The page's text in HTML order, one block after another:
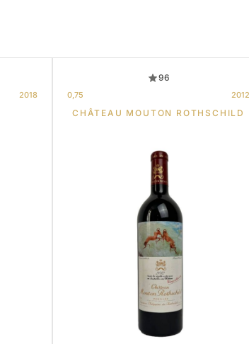
2018
96
0,75 2012
CHÂTEAU MOUTON ROTHSCHILD